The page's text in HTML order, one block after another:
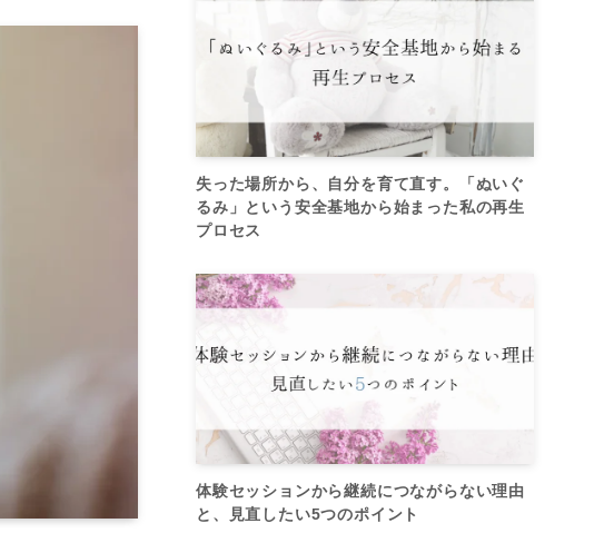
失った場所から、自分を育て直す。「ぬいぐ
るみ」という安全基地から始まった私の再生
プロセス
体験セッションから継続につながらない理由
と、見直したい5つのポイント